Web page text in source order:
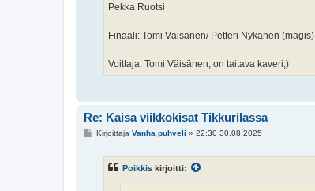
Pekka Ruotsi
Finaali: Tomi Väisänen/ Petteri Nykänen (magis)
Voittaja: Tomi Väisänen, on taitava kaveri;)
Re: Kaisa viikkokisat Tikkurilassa
VKirjoittaja Vanha puhveli » 22:30 30.08.2025
Poikkis kirjoitti: